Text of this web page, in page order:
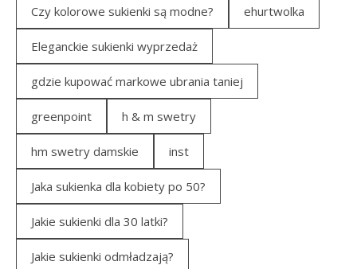
Czy kolorowe sukienki są modne? ehurtwolka
Eleganckie sukienki wyprzedaż
gdzie kupować markowe ubrania taniej
greenpoint h & m swetry
hm swetry damskie inst
Jaka sukienka dla kobiety po 50?
Jakie sukienki dla 30 latki?
Jakie sukienki odmładzają?